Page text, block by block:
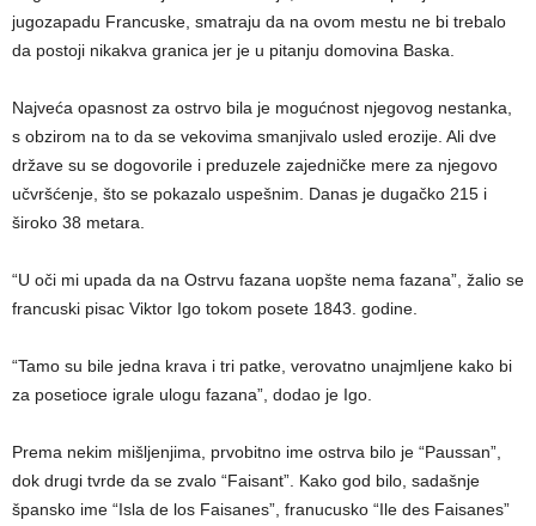
jugozapadu Francuske, smatraju da na ovom mestu ne bi trebalo
da postoji nikakva granica jer je u pitanju domovina Baska.
Najveća opasnost za ostrvo bila je mogućnost njegovog nestanka,
s obzirom na to da se vekovima smanjivalo usled erozije. Ali dve
države su se dogovorile i preduzele zajedničke mere za njegovo
učvršćenje, što se pokazalo uspešnim. Danas je dugačko 215 i
široko 38 metara.
“U oči mi upada da na Ostrvu fazana uopšte nema fazana”, žalio se
francuski pisac Viktor Igo tokom posete 1843. godine.
“Tamo su bile jedna krava i tri patke, verovatno unajmljene kako bi
za posetioce igrale ulogu fazana”, dodao je Igo.
Prema nekim mišljenjima, prvobitno ime ostrva bilo je “Paussan”,
dok drugi tvrde da se zvalo “Faisant”. Kako god bilo, sadašnje
špansko ime “Isla de los Faisanes”, franucusko “Ile des Faisanes”